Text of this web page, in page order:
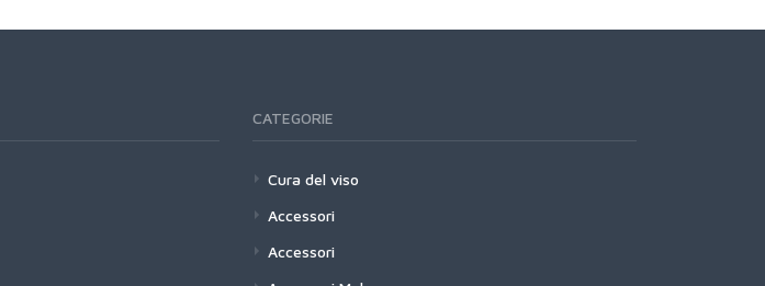
CATEGORIE
Cura del viso
Accessori
Accessori